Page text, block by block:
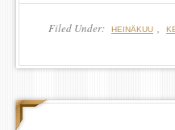
Filed Under: HEINÄKUU ,